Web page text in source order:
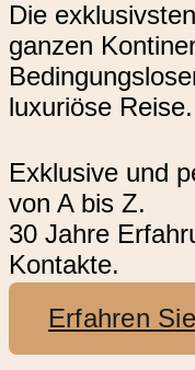
Die
ganzen
luxuriöse Reise.
Exklusive und
von A bis Z.
30 Jahre
Kontakte.
Erfahren